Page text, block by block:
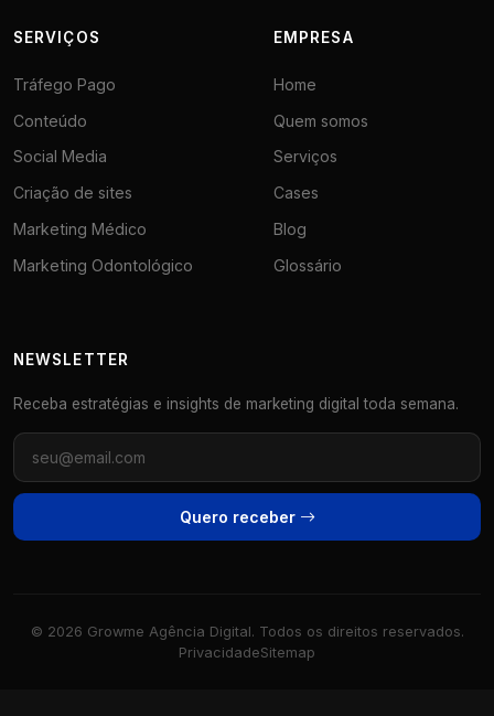
SERVIÇOS
Tráfego Pago
Conteúdo
Social Media
Criação de sites
Marketing Médico
Marketing Odontológico
EMPRESA
Home
Quem somos
Serviços
Cases
Blog
Glossário
NEWSLETTER
Receba estratégias e insights de marketing digital toda semana.
Quero receber
© 2026 Growme Agência Digital. Todos os direitos reservados.
PrivacidadeSitemap